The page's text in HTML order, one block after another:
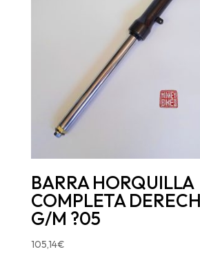
BARRA HORQUILLA
COMPLETA
G/M ?05
105,14€